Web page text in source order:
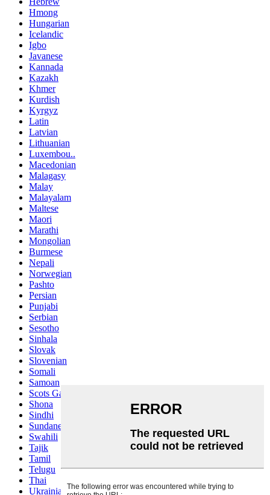
Hmong
Hungarian
Icelandic
Igbo
Javanese
Kannada
Kazakh
Khmer
Kurdish
Kyrgyz
Latin
Latvian
Lithuanian
Luxembou..
Macedonian
Malagasy
Malay
Malayalam
Maltese
Maori
Marathi
Mongolian
Burmese
Nepali
Norwegian
Pashto
Persian
Punjabi
Serbian
Sesotho
Sinhala
Slovak
Slovenian
Somali
Samoan
Scots Gaelic
Shona
Sindhi
Sundanese
Swahili
Tajik
Tamil
Telugu
Thai
Ukrainian